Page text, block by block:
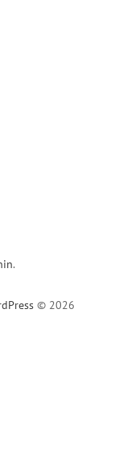
© 2026
.